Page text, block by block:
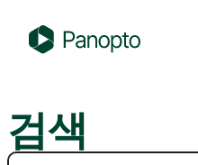
로
가
o
p
검색
검